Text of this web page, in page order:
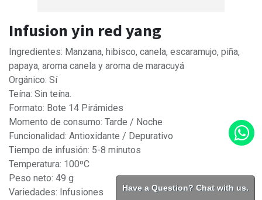
Infusion yin red yang
Ingredientes: Manzana, hibisco, canela, escaramujo, piña,
papaya, aroma canela y aroma de maracuyá
Orgánico: Sí
Teína: Sin teína.
Formato: Bote 14 Pirámides
Momento de consumo: Tarde / Noche
Funcionalidad: Antioxidante / Depurativo
Tiempo de infusión: 5-8 minutos
Temperatura: 100ºC
Peso neto: 49 g
Variedades: Infusiones
Have a Question? Chat with us.